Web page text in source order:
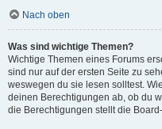
Nach oben
Was sind wichtige Themen?
Wichtige Themen eines Forums
sind nur auf der ersten Seite zu
weswegen du sie lesen solltest.
deinen Berechtigungen ab, ob du
die Berechtigungen stellt die